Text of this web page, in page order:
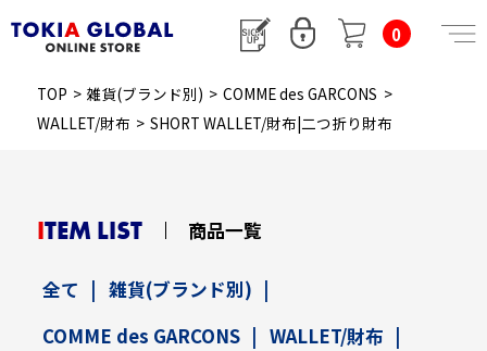
0
TOP > 雑貨(ブランド別) > COMME des GARCONS >
WALLET/財布 > SHORT WALLET/財布|二つ折り財布
ITEM LIST 商品一覧
全て | 雑貨(ブランド別) |
COMME des GARCONS | WALLET/財布 |